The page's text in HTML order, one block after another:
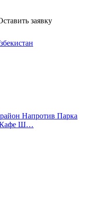
заявку
Напротив Парка
Кафе Ш…